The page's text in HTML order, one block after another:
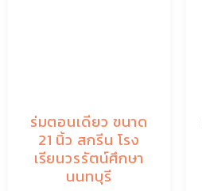
ร่มตอนเดียว ขนาด
21 นิ้ว สกรีน โรง
เรียนวรรัตน์ศึกษา
นนทบุรี